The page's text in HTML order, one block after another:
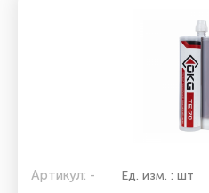
Артикул: - Ед. изм. : шт